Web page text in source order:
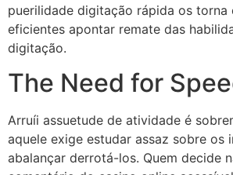
puerilidade digitação rápida os torna
eficientes apontar remate das
digitação.
The Need for
Arruíi assuetude de atividade é
aquele exige estudar assaz sobre os
abalançar derrotá-los. Quem decide